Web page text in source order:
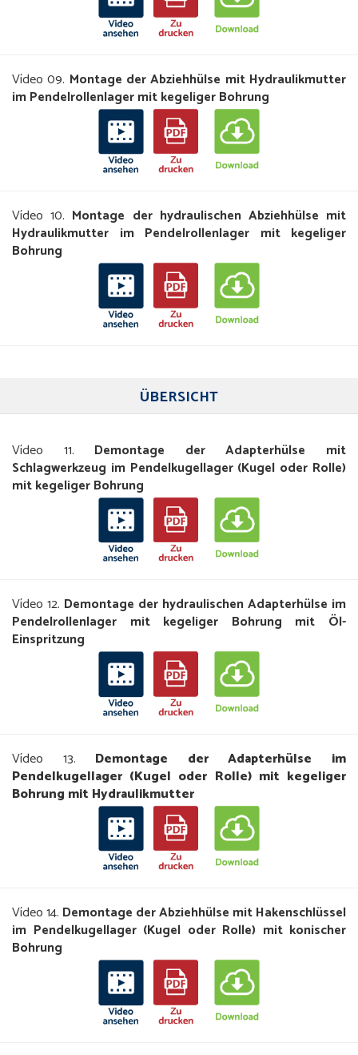
Vídeo 09. Montage der Abziehhülse mit Hydraulikmutter
im Pendelrollenlager mit kegeliger Bohrung
Vídeo 10. Montage der hydraulischen Abziehhülse mit
Hydraulikmutter im Pendelrollenlager mit kegeliger
Bohrung
ÜBERSICHT
Vídeo 11. Demontage der Adapterhülse mit
Schlagwerkzeug im Pendelkugellager (Kugel oder Rolle)
mit kegeliger Bohrung
Vídeo 12. Demontage der hydraulischen Adapterhülse im
Pendelrollenlager mit kegeliger Bohrung mit Öl-
Einspritzung
Vídeo 13. Demontage der Adapterhülse im
Pendelkugellager (Kugel oder Rolle) mit kegeliger
Bohrung mit Hydraulikmutter
Vídeo 14. Demontage der Abziehhülse mit Hakenschlüssel
im Pendelkugellager (Kugel oder Rolle) mit konischer
Bohrung